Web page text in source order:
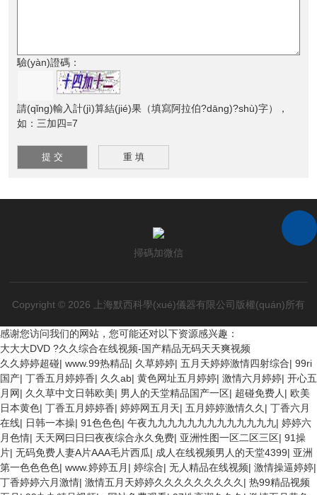
驗(yàn)證碼：
請(qǐng)輸入計(jì)算結(jié)果（填寫阿拉伯?dāng)?shù)字），
如：三加四=7
掃碼加微信
Copyright © 2026 上海默西科學(xué)儀器有限公司版權(quán)所有
感谢您访问我们的网站，您可能还对以下资源感兴趣：
大大大DVD ?久久综合在线视频-国产精品无码天天爽视频
久久婷婷超碰| www.99热精品| 久草婷婷| 五月天婷婷激情四射综合| 99ri
国产| 丁香五月婷婷香| 久久ab| 黄色网址五月婷婷| 激情六月婷婷| 开心五
月网| 久久草中文日韩欧美| 男人的天堂精品国产一区| 超碰免费人 | 欧美
日本黄色| 丁香五月婷婷香| 婷婷网五月天| 五月婷婷激情久久 | 丁香六月
在线| 日韩一本操| 91色色色| 午夜九九九九九九九九九九九九九| 婷婷六
月色情| 天天网曰日曰夜夜综合永久免费| 亚洲性图一区二区三区| 91操
片| 无码免费人妻A片AAA毛片西瓜| 成人在线视频男人的天堂4399| 亚洲
第一色色色色| www.婷婷五月 | 婷综合| 无人精品在线视频| 激情操逼婷婷|
丁香婷婷六月激情| 激情五月天婷婷久久久久久久久久久 | 热99精品视频